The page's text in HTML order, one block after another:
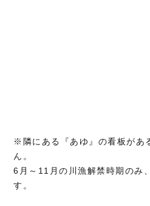
※隣にある『あゆ』の看板があ
ん。
6月～11月の川漁解禁時期のみ
す。